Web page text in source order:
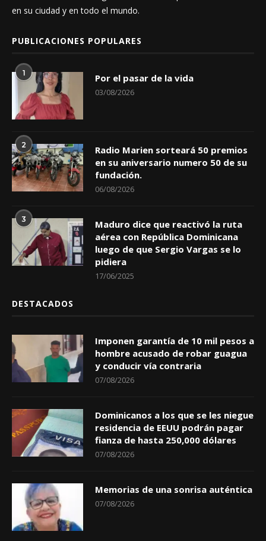
en su ciudad y en todo el mundo.
PUBLICACIONES POPULARES
1 Por el pasar de la vida
03/08/2026
2
Radio Marien sorteará 50 premios
en su aniversario numero 50 de su
fundación.
06/08/2026
3
Maduro dice que reactivó la ruta
aérea con República Dominicana
luego de que Sergio Vargas se lo
pidiera
17/06/2025
DESTACADOS
Imponen garantía de 10 mil pesos a
hombre acusado de robar guagua
y conducir vía contraria
07/08/2026
Dominicanos a los que se les niegue
residencia de EEUU podrán pagar
fianza de hasta 250,000 dólares
07/08/2026
Memorias de una sonrisa auténtica
07/08/2026